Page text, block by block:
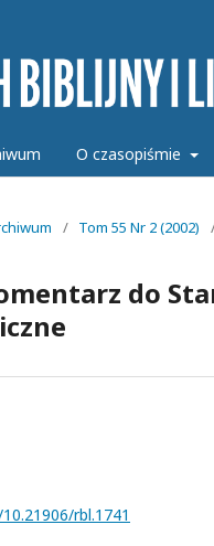
O czasopiśmie
/ Tom 55 Nr 2 (2002)
do
rbl.1741